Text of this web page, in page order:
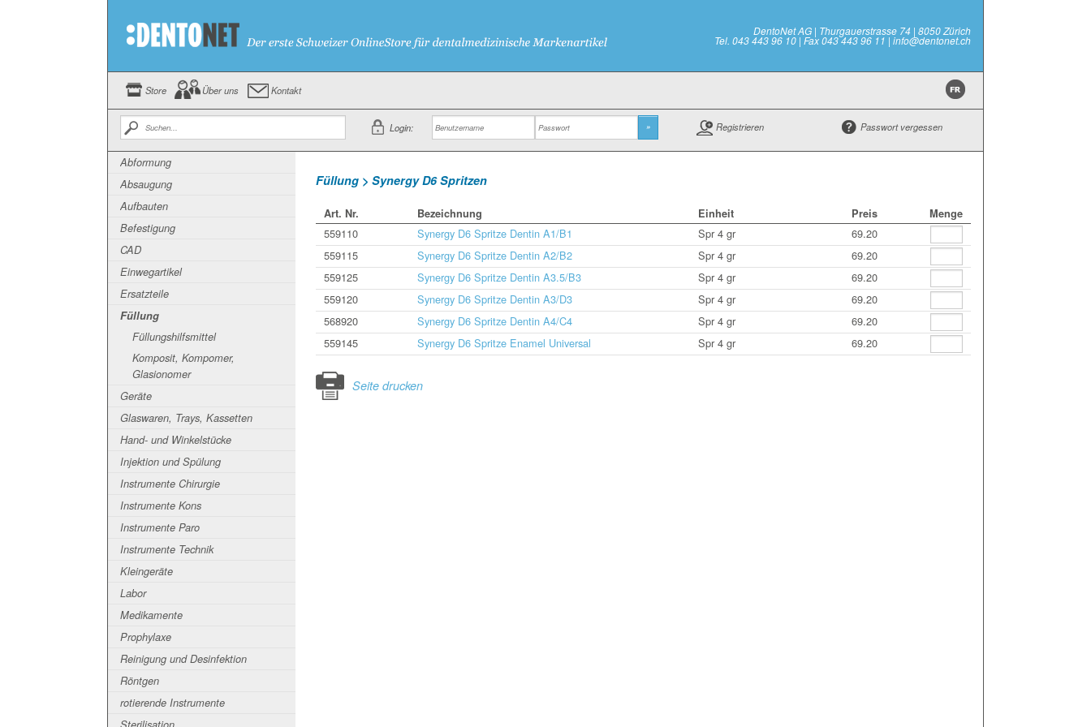
DentoNet AG | Thurgauerstrasse 74 | 8050 Zürich
Tel. 043 443 96 10 | Fax 043 443 96 11 | info@dentonet.ch
Store Über uns Kontakt
Login: » Registrieren Passwort vergessen
Abformung
Absaugung
Aufbauten
Befestigung
CAD
Einwegartikel
Ersatzteile
Füllung
Füllungshilfsmittel
Komposit, Kompomer,
Glasionomer
Geräte
Glaswaren, Trays, Kassetten
Hand- und Winkelstücke
Injektion und Spülung
Instrumente Chirurgie
Instrumente Kons
Instrumente Paro
Instrumente Technik
Kleingeräte
Labor
Medikamente
Prophylaxe
Reinigung und Desinfektion
Röntgen
rotierende Instrumente
Füllung > Synergy D6 Spritzen
Art. Nr. Bezeichnung Einheit Preis Menge
559110 Synergy D6 Spritze Dentin A1/B1 Spr 4 gr
69.20
559115
Synergy D6 Spritze Dentin A2/B2 Spr 4 gr
69.20
559125
Synergy D6 Spritze Dentin A3.5/B3 Spr 4 gr
69.20
559120
Synergy D6 Spritze Dentin A3/D3 Spr 4 gr
69.20
568920
Synergy D6 Spritze Dentin A4/C4 Spr 4 gr
69.20
559145
Synergy D6 Spritze Enamel Universal Spr 4 gr 69.20
Seite drucken